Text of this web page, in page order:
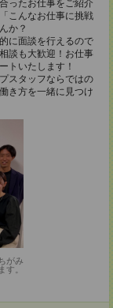
ったお仕事をご紹介
こんなお仕事に挑戦
か？
に面談を行えるので
談も大歓迎！お仕事
トいたします！
スタッフならではの
き方を一緒に見つけ
がみ
す。